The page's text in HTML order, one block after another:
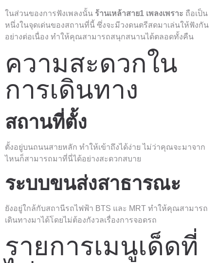
ในส่วนของการฟังเพลงนั้น ร้านเหล้าสาย1 เพลงเพราะ ถือเป็น
หนึ่งในจุดเด่นของสถานที่นี้ ซึ่งจะมีวงดนตรีสดมาเล่นให้ฟังกัน
อย่างต่อเนื่อง ทำให้คุณสามารถสนุกสนานได้ตลอดทั้งคืน
ความสะดวกใน
การเดินทาง
สถานที่ตั้ง
ตั้งอยู่บนถนนสายหลัก ทำให้เข้าถึงได้ง่าย ไม่ว่าคุณจะมาจาก
ไหนก็สามารถมาที่นี่ได้อย่างสะดวกสบาย
ระบบขนส่งสาธารณะ
ยังอยู่ใกล้กับสถานีรถไฟฟ้า BTS และ MRT ทำให้คุณสามารถ
เดินทางมาได้โดยไม่ต้องกังวลเรื่องการจอดรถ
รายการเมนูเด็ดที่